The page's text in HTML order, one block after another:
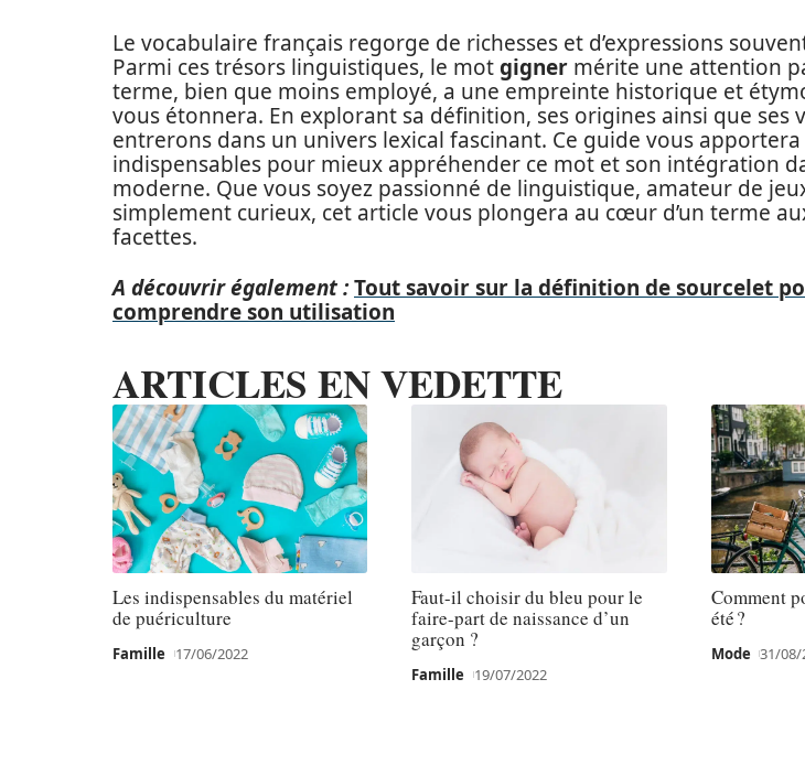
Le vocabulaire français regorge de richesses et d’expressions
Parmi ces trésors linguistiques, le motgigner mérite une attention
terme, bien que moins employé, a une empreinte historique et
vous étonnera. En explorant sa définition, ses origines ainsi que ses
entrerons dans un univers lexical fascinant. Ce guide vous
indispensables pour mieux appréhender ce mot et son intégration
moderne. Que vous soyez passionné de linguistique, amateur de
simplement curieux, cet article vous plongera au cœur d’un terme
facettes.
A découvrir également :Tout savoir sur la définition de sourcelet
comprendre son utilisation
ARTICLES EN VEDETTE
Les indispensables du matériel
de puériculture
Famille 17/06/2022
Faut-il choisir du bleu pour le
faire-part de naissance d’un
garçon ?
Famille 19/07/2022
Comment
été ?
Mode 31/08/